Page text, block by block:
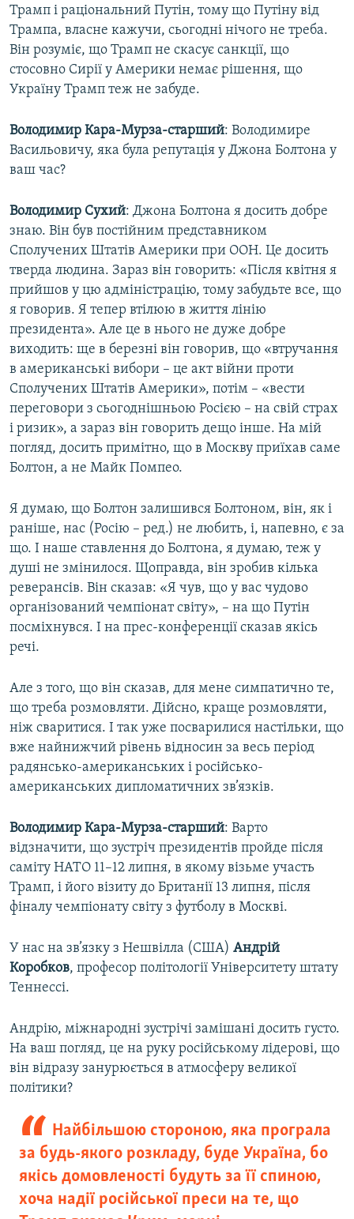
Трамп і раціональний Путін, тому що Путіну від
Трампа, власне кажучи, сьогодні нічого не треба.
Він розуміє, що Трамп не скасує санкції, що
стосовно Сирії у Америки немає рішення, що
Україну Трамп теж не забуде.
Володимир Кара-Мурза-старший: Володимире
Васильовичу, яка була репутація у Джона Болтона у
ваш час?
Володимир Сухий: Джона Болтона я досить добре
знаю. Він був постійним представником
Сполучених Штатів Америки при ООН. Це досить
тверда людина. Зараз він говорить: «Після квітня я
прийшов у цю адміністрацію, тому забудьте все, що
я говорив. Я тепер втілюю в життя лінію
президента». Але це в нього не дуже добре
виходить: ще в березні він говорив, що «втручання
в американські вибори – це акт війни проти
Сполучених Штатів Америки», потім – «вести
переговори з сьогоднішньою Росією – на свій страх
і ризик», а зараз він говорить дещо інше. На мій
погляд, досить примітно, що в Москву приїхав саме
Болтон, а не Майк Помпео.
Я думаю, що Болтон залишився Болтоном, він, як і
раніше, нас (Росію – ред.) не любить, і, напевно, є за
що. І наше ставлення до Болтона, я думаю, теж у
душі не змінилося. Щоправда, він зробив кілька
реверансів. Він сказав: «Я чув, що у вас чудово
організований чемпіонат світу», – на що Путін
посміхнувся. І на прес-конференції сказав якісь
речі.
Але з того, що він сказав, для мене симпатично те,
що треба розмовляти. Дійсно, краще розмовляти,
ніж сваритися. І так уже посварилися настільки, що
вже найнижчий рівень відносин за весь період
радянсько-американських і російсько-
американських дипломатичних зв’язків.
Володимир Кара-Мурза-старший: Варто
відзначити, що зустріч президентів пройде після
саміту НАТО 11–12 липня, в якому візьме участь
Трамп, і його візиту до Британії 13 липня, після
фіналу чемпіонату світу з футболу в Москві.
У нас на зв’язку з Нешвілла (США) Андрій
Коробков, професор політології Університету штату
Теннессі.
Андрію, міжнародні зустрічі замішані досить густо.
На ваш погляд, це на руку російському лідерові, що
він відразу занурюється в атмосферу великої
політики?
Найбільшою стороною, яка програла
за будь-якого розкладу, буде Україна, бо
якісь домовленості будуть за її спиною,
хоча надії російської преси на те, що